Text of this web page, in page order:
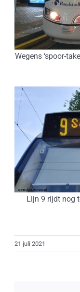
Wegens ‘spoor-
Lijn 9 rijdt nog
21 juli 2021